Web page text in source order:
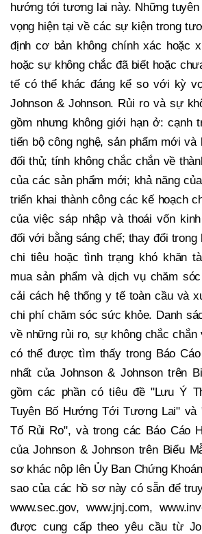
hướng tới tương lai này. Những
vọng hiện tại về các sự kiện trong
định cơ bản không chính xác hoặc
hoặc sự không chắc đã biết hoặc
tế có thể khác đáng kể so với kỳ
Johnson & Johnson. Rủi ro và sự
gồm nhưng không giới hạn ở: cạnh
tiến bộ công nghệ, sản phẩm mới và
đối thủ; tính không chắc chắn về
của các sản phẩm mới; khả năng
triển khai thành công các kế hoạch
của việc sáp nhập và thoái vốn
đối với bằng sáng chế; thay đổi trong
chi tiêu hoặc tình trạng khó khăn
mua sản phẩm và dịch vụ chăm
cải cách hệ thống y tế toàn cầu và
chi phí chăm sóc sức khỏe. Danh
về những rủi ro, sự không chắc chắn
có thể được tìm thấy trong Báo
nhất của Johnson & Johnson trên
gồm các phần có tiêu đề "Lưu Ý
Tuyên Bố Hướng Tới Tương Lai" và
Tố Rủi Ro", và trong các Báo Cáo
của Johnson & Johnson trên Biểu
sơ khác nộp lên Ủy Ban Chứng
sao của các hồ sơ này có sẵn để
www.sec.gov, www.jnj.com,
được cung cấp theo yêu cầu từ